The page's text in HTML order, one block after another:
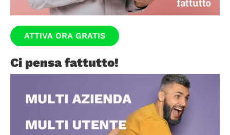
ATTIVA ORA GRATIS
Ci pensa fattutto!